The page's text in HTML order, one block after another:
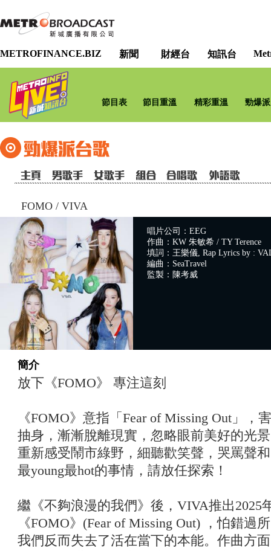
METROFINANCE.BIZ 新聞 財經台 知訊台
節目表 節目重溫 精彩重溫 勁爆
FOMO / VIVA
唱片公司：EEG
作曲：KW 朱敏希 / TY Terence
填詞：王樂儀, Rap Lyrics by :
編曲：SeaTravel
監製：陳考威
簡介
放下《FOMO》 專注這刻
《FOMO》意指「Fear of Missing Out」，
抽身，漸漸脫離現實，忽略眼前美好的光
重新感受鬧市綠野，細聽歡笑聲，哭罵聲
最young最hot的事情，請放任探索！
繼《不夠浪漫的我們》後，VIVA推出2025
《FOMO》(Fear of Missing Out) ，怕錯過
我們反而失去了活在當下的本能。作曲方